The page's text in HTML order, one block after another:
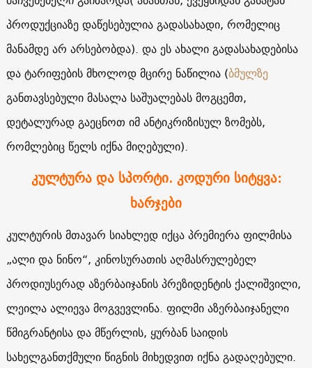
პროდუქციაზე დაწესებულია გადასახადი, რომელიც
მანამდე არ არსებობდა). და ეს ახალი გადასახადებისა
და ტარიფების მხოლოდ მცირე ნაწილია (ბმულზე
განთავსებული მასალა საშუალებას მოგცემთ,
დეტალურად გაეცნოთ იმ ანტიკრიზისულ ზომებს,
რომლებიც წელს იქნა მიღებული).
კულტურა და სპორტი. კოდური სიტყვა:
ხარჯები
კულტურის მთავარ სიახლედ იქცა პრემიერა ფილმისა
„ალი და ნინო“, კინოსურათის აღმასრულებელ
პროდიუსერად აზერბაიჯანის პრეზიდენტის ქალიშვილი,
ლეილა ალიევა მოგვევლინა. ფილმი აზერბაიჯანელი
წმიგრანტისა და მწერლის, ყურბან საიდის
სახელგანთქმული წიგნის მიხედვით იქნა გადაღებული.